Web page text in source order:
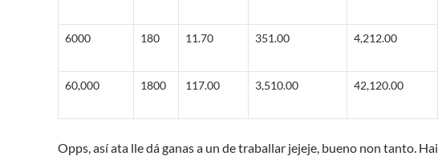
6000 180 11.70 351.00 4,212.00
60,000 1800 117.00 3,510.00 42,120.00
Opps, así ata lle dá ganas a un de traballar jejeje, bueno non tanto. Hai